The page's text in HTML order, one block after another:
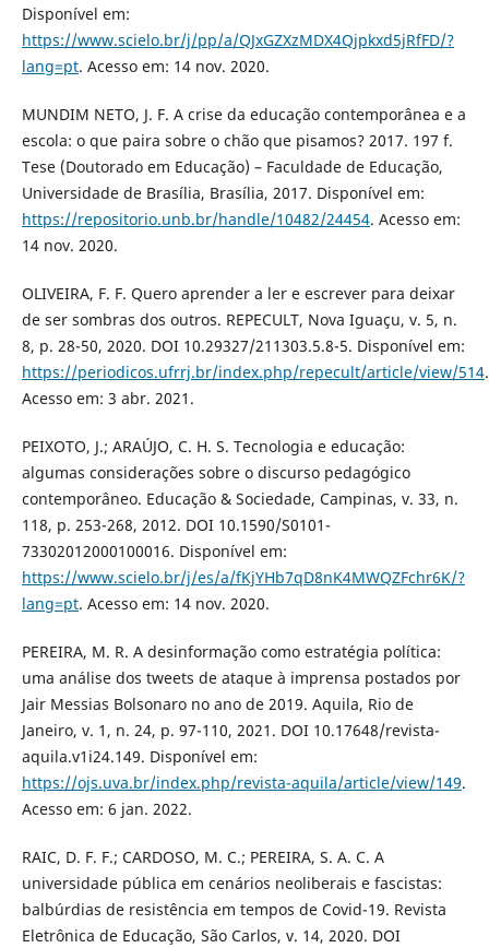
Disponível em:
https://www.scielo.br/j/pp/a/QJxGZXzMDX4Qjpkxd5jRfFD/?
lang=pt. Acesso em: 14 nov. 2020.
MUNDIM NETO, J. F. A crise da educação contemporânea e a
escola: o que paira sobre o chão que pisamos? 2017. 197 f.
Tese (Doutorado em Educação) – Faculdade de Educação,
Universidade de Brasília, Brasília, 2017. Disponível em:
https://repositorio.unb.br/handle/10482/24454. Acesso em:
14 nov. 2020.
OLIVEIRA, F. F. Quero aprender a ler e escrever para deixar
de ser sombras dos outros. REPECULT, Nova Iguaçu, v. 5, n.
8, p. 28-50, 2020. DOI 10.29327/211303.5.8-5. Disponível em:
https://periodicos.ufrrj.br/index.php/repecult/article/view/514.
Acesso em: 3 abr. 2021.
PEIXOTO, J.; ARAÚJO, C. H. S. Tecnologia e educação:
algumas considerações sobre o discurso pedagógico
contemporâneo. Educação & Sociedade, Campinas, v. 33, n.
118, p. 253-268, 2012. DOI 10.1590/S0101-
73302012000100016. Disponível em:
https://www.scielo.br/j/es/a/fKjYHb7qD8nK4MWQZFchr6K/?
lang=pt. Acesso em: 14 nov. 2020.
PEREIRA, M. R. A desinformação como estratégia política:
uma análise dos tweets de ataque à imprensa postados por
Jair Messias Bolsonaro no ano de 2019. Aquila, Rio de
Janeiro, v. 1, n. 24, p. 97-110, 2021. DOI 10.17648/revista-
aquila.v1i24.149. Disponível em:
https://ojs.uva.br/index.php/revista-aquila/article/view/149.
Acesso em: 6 jan. 2022.
RAIC, D. F. F.; CARDOSO, M. C.; PEREIRA, S. A. C. A
universidade pública em cenários neoliberais e fascistas:
balbúrdias de resistência em tempos de Covid-19. Revista
Eletrônica de Educação, São Carlos, v. 14, 2020. DOI